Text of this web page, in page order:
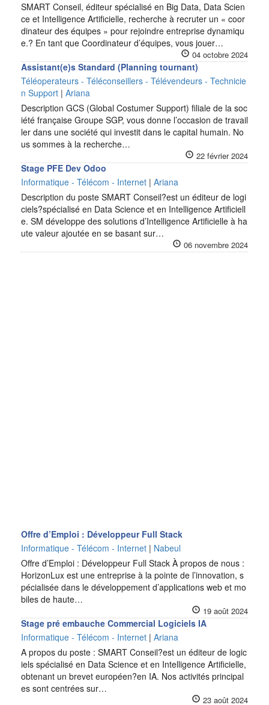
SMART Conseil, éditeur spécialisé en Big Data, Data Scien
ce et Intelligence Artificielle, recherche à recruter un « coor
dinateur des équipes » pour rejoindre entreprise dynamiqu
e.? En tant que Coordinateur d’équipes, vous jouer…
04 octobre 2024
Assistant(e)s Standard (Planning tournant)
Téléoperateurs - Téléconseillers - Télévendeurs - Technicie
n Support | Ariana
Description GCS (Global Costumer Support) filiale de la soc
iété française Groupe SGP, vous donne l’occasion de travail
ler dans une société qui investit dans le capital humain. No
us sommes à la recherche…
22 février 2024
Stage PFE Dev Odoo
Informatique - Télécom - Internet | Ariana
Description du poste SMART Conseil?est un éditeur de logi
ciels?spécialisé en Data Science et en Intelligence Artificiell
e. SM développe des solutions d’Intelligence Artificielle à ha
ute valeur ajoutée en se basant sur…
06 novembre 2024
Offre d’Emploi : Développeur Full Stack
Informatique - Télécom - Internet | Nabeul
Offre d’Emploi : Développeur Full Stack À propos de nous :
HorizonLux est une entreprise à la pointe de l’innovation, s
pécialisée dans le développement d’applications web et mo
biles de haute…
19 août 2024
Stage pré embauche Commercial Logiciels IA
Informatique - Télécom - Internet | Ariana
A propos du poste : SMART Conseil?est un éditeur de logic
iels spécialisé en Data Science et en Intelligence Artificielle,
obtenant un brevet européen?en IA. Nos activités principal
es sont centrées sur…
23 août 2024